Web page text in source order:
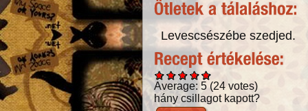
Levescsészébe szedjed.
Average: 5 (24 votes)
hány csillagot kapott?